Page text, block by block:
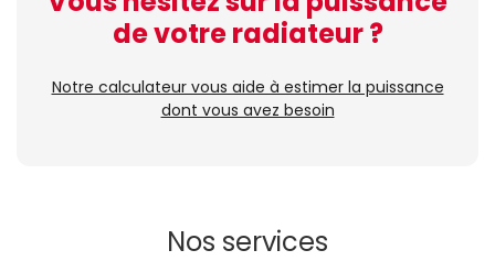
de votre radiateur ?
Notre calculateur vous aide à estimer la puissance
dont vous avez besoin
Nos services